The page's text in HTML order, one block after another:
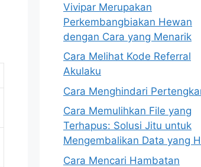
Vivipar Merupakan
Perkembangbiakan Hewan
dengan Cara yang Menarik
Cara Melihat Kode Referral
Akulaku
Cara Menghindari
Cara Memulihkan File yang
Terhapus: Solusi Jitu untuk
Mengembalikan Data yang
Cara Mencari Hambatan